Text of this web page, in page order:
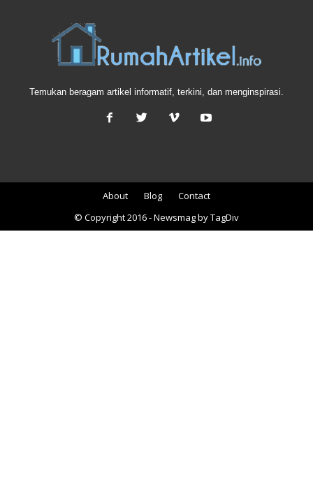
Temukan beragam artikel informatif, terkini, dan menginspirasi.
About Blog
Contact
© Copyright 2016 - Newsmag by TagDiv